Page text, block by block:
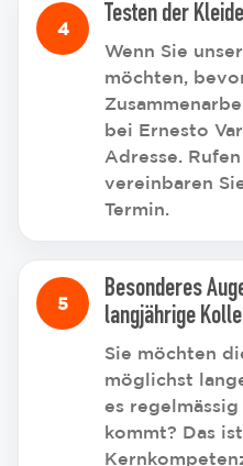
Testen der
Wenn Sie
möchten,
bei Ernesto
Adresse.
vereinbaren
Termin.
Besonderes
langjährige
Sie möchten
möglichst
es
kommt? Das